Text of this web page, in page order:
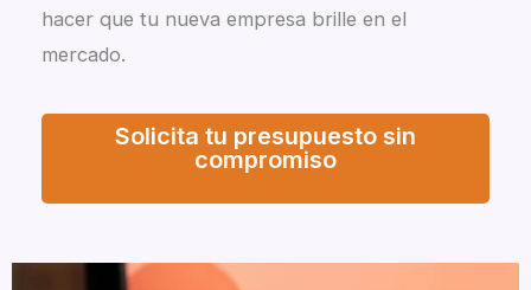
hacer que tu nueva empresa brille en el
mercado.
Solicita tu presupuesto sin
compromiso